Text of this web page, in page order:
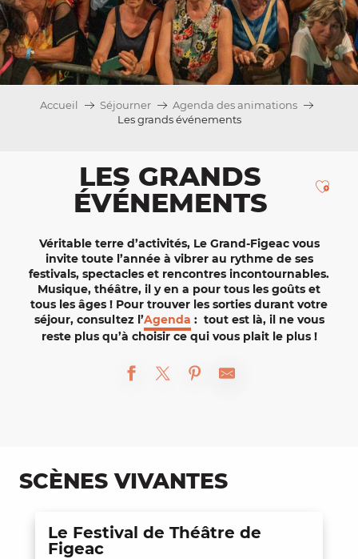
Accueil Séjourner
Agenda des animations
Les grands événements
LES GRANDS
ÉVÉNEMENTS
Véritable terre d’activités, Le Grand-Figeac vous
invite toute l’année à vibrer au rythme de ses
festivals, spectacles et rencontres incontournables.
Musique, théâtre, il y en a pour tous les goûts et
tous les âges ! Pour trouver les sorties durant votre
séjour, consultez l’Agenda : tout est là, il ne vous
reste plus qu’à choisir ce qui vous plait le plus !
SCÈNES VIVANTES
Le Festival de Théâtre de
Figeac